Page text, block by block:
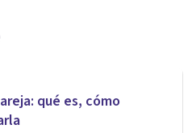
qué es, cómo